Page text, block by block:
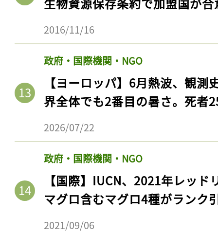
2016/11/16
政府・国際機関・NGO
【ヨーロッパ】6月熱波、観
界全体でも2番目の暑さ。死者
2026/07/22
政府・国際機関・NGO
【国際】IUCN、2021年レッ
マグロ含むマグロ4種がランク
2021/09/06